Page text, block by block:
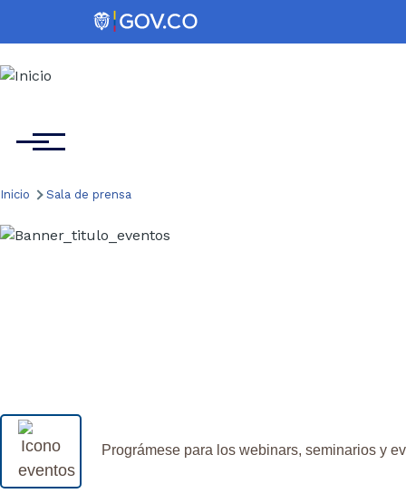
Pasar al contenido principal
Menú
Ruta
de
Inicio Sala de prensa
Prográmese para los webinars, seminarios y